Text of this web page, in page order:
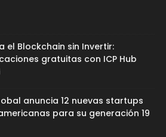
el Blockchain sin Invertir:
gratuitas con ICP Hub
anuncia 12 nuevas startups
para su generación 19